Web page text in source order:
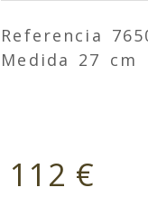
Referencia
Medida 27 cm
112 €